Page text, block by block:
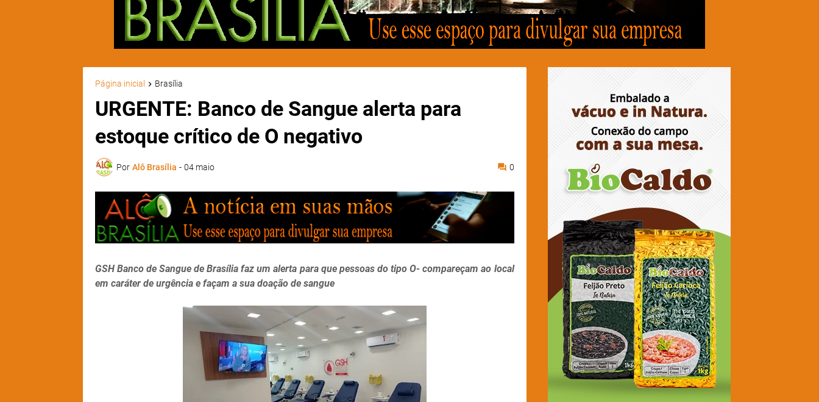
Página inicial Brasília
URGENTE: Banco de Sangue alerta para
estoque crítico de O negativo
Por Alô Brasília - 04 maio 0
GSH Banco de Sangue de Brasília faz um alerta para que pessoas do tipo O- compareçam ao local
em caráter de urgência e façam a sua doação de sangue